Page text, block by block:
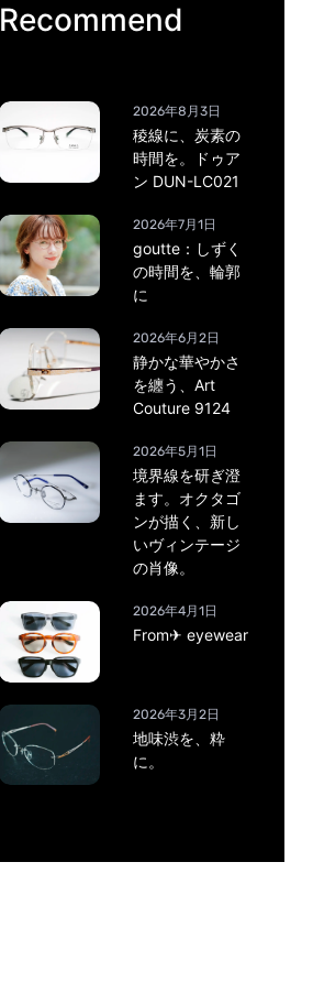
Recommend
2026年8月3日
稜線に、炭素の
時間を。ドゥア
ン DUN-LC021
2026年7月1日
goutte：しずく
の時間を、輪郭
に
2026年6月2日
静かな華やかさ
を纏う、Art
Couture 9124
2026年5月1日
境界線を研ぎ澄
ます。オクタゴ
ンが描く、新し
いヴィンテージ
の肖像。
2026年4月1日
From✈ eyewear
2026年3月2日
地味渋を、粋
に。